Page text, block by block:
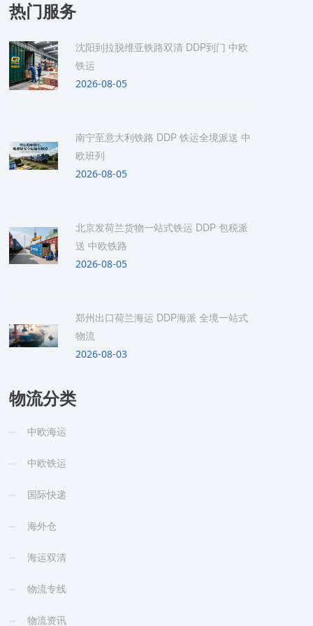
热门服务
沈阳到拉脱维亚铁路双清 DDP到门 中欧
铁运
2026-08-05
南宁至意大利铁路 DDP 铁运全境派送 中
欧班列
2026-08-05
北京发荷兰货物一站式铁运 DDP 包税派
送 中欧铁路
2026-08-05
郑州出口荷兰海运 DDP海派 全境一站式
物流
2026-08-03
物流分类
中欧海运
中欧铁运
国际快递
海外仓
海运双清
物流专线
物流资讯